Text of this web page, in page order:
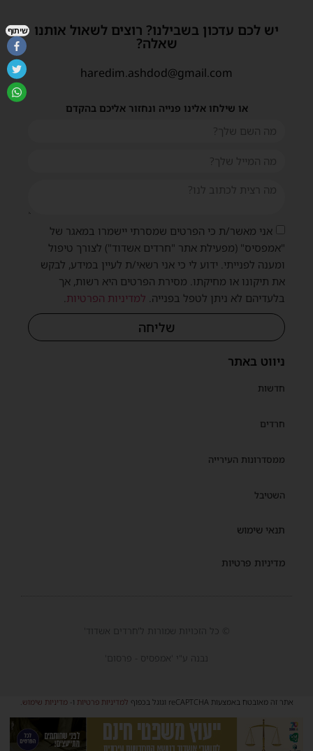
ניווט באתר
חדשות
חרדים
ממסדרונות העירייה
השטיבל
תנאי שימוש
מדיניות פרטיות
יש לכם עדכון בשבילנו? רוצים לשאול אותנו
שאלה?
haredim.ashdod@gmail.com
או שילחו אלינו פנייה ונחזור אליכם בהקדם
אני מאשר/ת כי הפרטים שמסרתי יישמרו במאגר של
"אמפסיס" (מפעילת אתר "חרדים אשדוד") לצורך טיפול
ומענה לפנייתי. ידוע לי כי אני רשאי/ת לעיין במידע, לבקש
את תיקונו או מחיקתו. מסירת הפרטים היא רשות, אך
בלעדיהם לא ניתן לטפל בפנייה. למדיניות הפרטיות
שליחה
© כל הזכויות שמורות ל'חרדים אשדוד'
נבנה ע"י 'אמפסיס - פרסום'
אתר זה מאובטח באמצעות reCAPTCHA וגוגל בכפוף למדיניות פרטיות ו-מדיניות שימוש
שיתוף